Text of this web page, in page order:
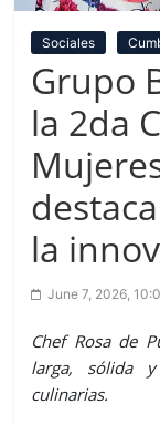
Sociales
Grupo
la 2da
la
June 7, 2026,
Chef Rosa de
larga, sólida
culinarias.